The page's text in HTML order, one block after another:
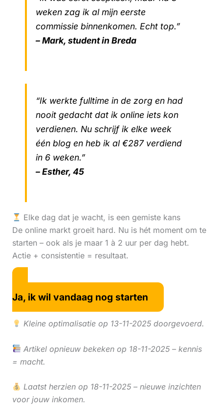
weken zag ik al mijn eerste
commissie binnenkomen. Echt top.”
– Mark, student in Breda
“Ik werkte fulltime in de zorg en had
nooit gedacht dat ik online iets kon
verdienen. Nu schrijf ik elke week
één blog en heb ik al €287 verdiend
in 6 weken.”
– Esther, 45
Elke dag dat je wacht, is een gemiste kans
De online markt groeit hard. Nu is hét moment om te
starten – ook als je maar 1 à 2 uur per dag hebt.
Actie + consistentie = resultaat.
Ja, ik wil vandaag nog starten
Kleine optimalisatie op 13-11-2025 doorgevoerd.
Artikel opnieuw bekeken op 18-11-2025 – kennis
= macht.
Laatst herzien op 18-11-2025 – nieuwe inzichten
voor jouw inkomen.